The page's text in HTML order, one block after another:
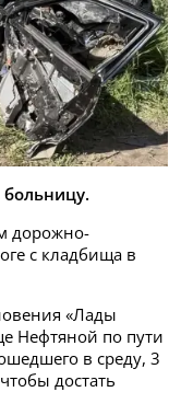
больницу.
дорожно-
с кладбища в
«Лады
Нефтяной по пути
в среду, 3
достать